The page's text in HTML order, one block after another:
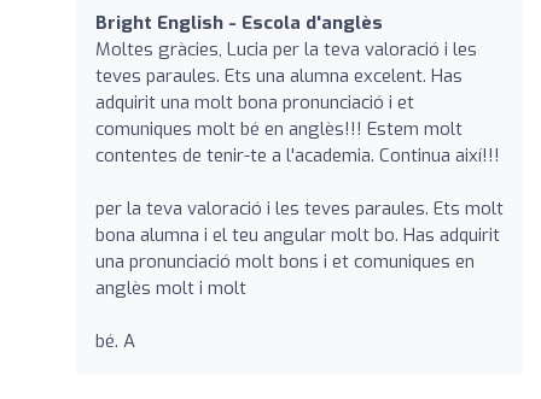
Bright English - Escola d'anglès
Moltes gràcies, Lucia per la teva valoració i les
teves paraules. Ets una alumna excelent. Has
adquirit una molt bona pronunciació i et
comuniques molt bé en anglès!!! Estem molt
contentes de tenir-te a l'academia. Continua així!!!
per la teva valoració i les teves paraules. Ets molt
bona alumna i el teu angular molt bo. Has adquirit
una pronunciació molt bons i et comuniques en
anglès molt i molt
bé. A